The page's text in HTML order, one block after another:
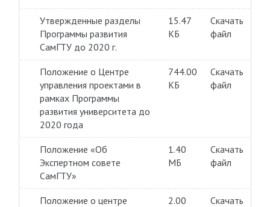
Утвержденные разделы
Программы развития
СамГТУ до 2020 г.
15.47
КБ
Скачать
файл
Положение о Центре
управления проектами в
рамках Программы
развития университета до
2020 года
744.00
КБ
Скачать
файл
Положение «Об
Экспертном совете
СамГТУ»
1.40
МБ
Скачать
файл
Положение о центре
2.00
Скачать